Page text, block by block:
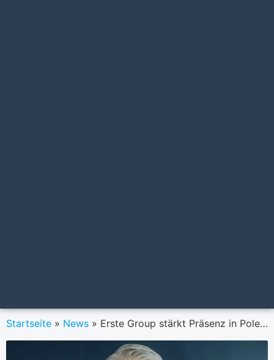
Startseite » News » Erste Group stärkt Präsenz in Polen durch Erwerb von 49 Prozent an Santander Bank Polska